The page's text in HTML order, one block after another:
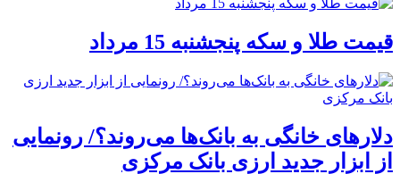
قیمت طلا و سکه پنجشنبه 15 مرداد
دلارهای خانگی به بانک‌ها می‌روند؟/ رونمایی
از ابزار جدید ارزی بانک مرکزی